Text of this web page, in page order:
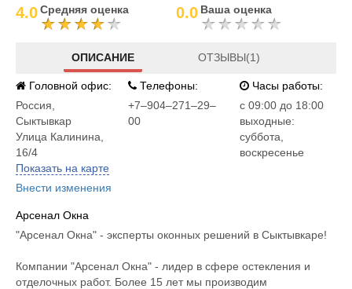
4.0Средняя оценка 0.0 Ваша оценка
ОПИСАНИЕ ОТЗЫВЫ(1)
Головной офис:
Россия
Сыктывкар
Улица Калинина,
16/4
Показать на карте
Внести изменения
Телефоны:
+7‒904‒271‒29‒
00
Часы работы:
c 09:00 до 18:00
выходные:
суббота,
воскресенье
Арсенал Окна
"Арсенал Окна" - эксперты оконных решений в Сыктывкаре!
Компании "Арсенал Окна" - лидер в сфере остекления и
отделочных работ. Более 15 лет мы производим